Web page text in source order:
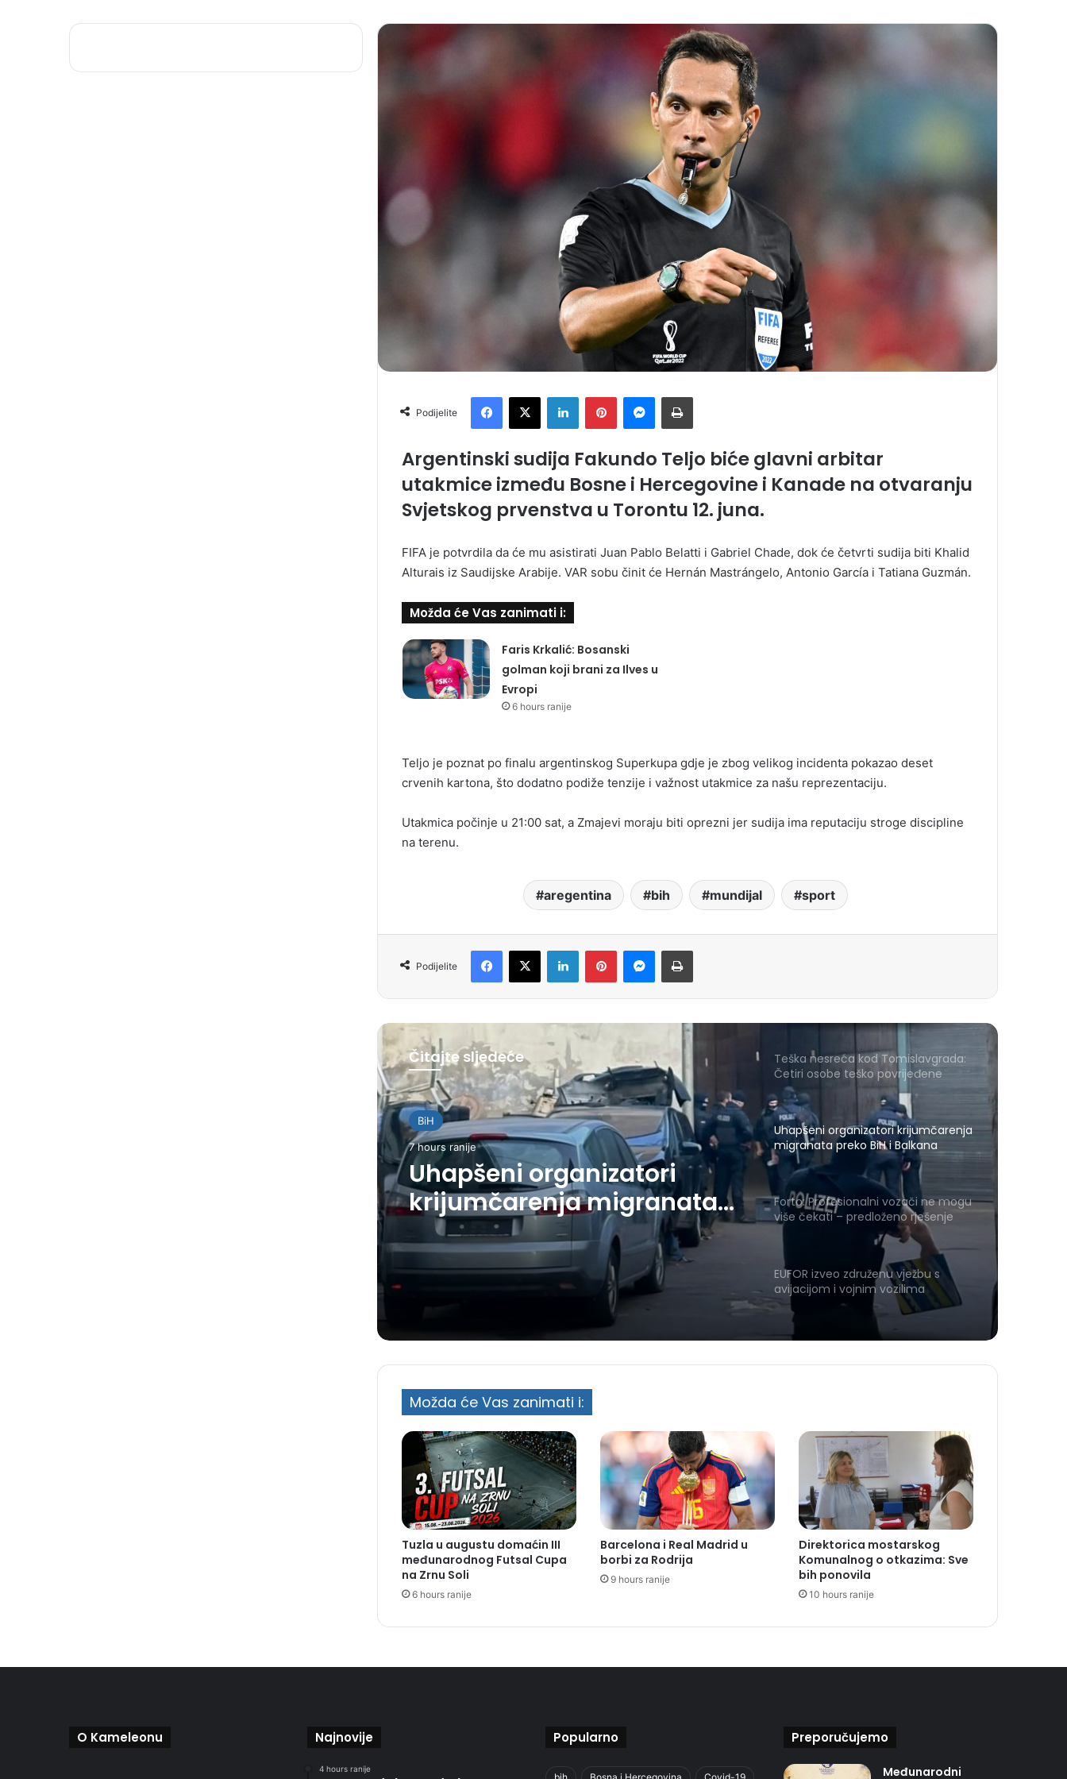
Podijelite
Argentinski sudija Fakundo Teljo biće glavni arbitar
utakmice između Bosne i Hercegovine i Kanade na otvaranju
Svjetskog prvenstva u Torontu 12. juna.
FIFA je potvrdila da će mu asistirati Juan Pablo Belatti i Gabriel Chade, dok će četvrti sudija biti Khalid
Alturais iz Saudijske Arabije. VAR sobu činit će Hernán Mastrángelo, Antonio García i Tatiana Guzmán.
Možda će Vas zanimati i:
Faris Krkalić: Bosanski
golman koji brani za Ilves u
Evropi
6 hours ranije
Teljo je poznat po finalu argentinskog Superkupa gdje je zbog velikog incidenta pokazao deset
crvenih kartona, što dodatno podiže tenzije i važnost utakmice za našu reprezentaciju.
Utakmica počinje u 21:00 sat, a Zmajevi moraju biti oprezni jer sudija ima reputaciju stroge discipline
na terenu.
aregentina bih mundijal sport
Podijelite
Čitajte sljedeće
BiH
7 hours ranije
Uhapšeni organizatori
krijumčarenja migranata
preko BiH i Balkana
Teška nesreća kod Tomislavgrada:
Četiri osobe teško povrijeđene
Uhapšeni organizatori krijumčarenja
migranata preko BiH i Balkana
Forto: Profesionalni vozači ne mogu
više čekati – predloženo rješenje
EUFOR izveo združenu vježbu s
avijacijom i vojnim vozilima
Možda će Vas zanimati i:
Tuzla u augustu domaćin III
međunarodnog Futsal Cupa
na Zrnu Soli
6 hours ranije
Barcelona i Real Madrid u
borbi za Rodrija
9 hours ranije
Direktorica mostarskog
Komunalnog o otkazima: Sve
bih ponovila
10 hours ranije
O Kameleonu Najnovije
4 hours ranije
Popularno Preporučujemo
Međunarodni